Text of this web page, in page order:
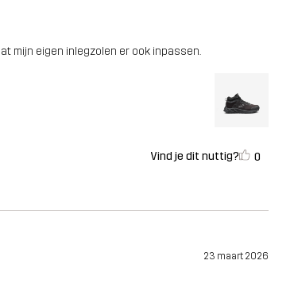
mijn eigen inlegzolen er ook inpassen.
Vind je dit nuttig? 0
23 maart 2026